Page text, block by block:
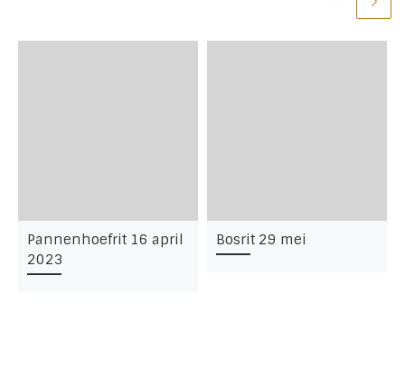
Pannenhoefrit 16 april
2023
Bosrit 29 mei